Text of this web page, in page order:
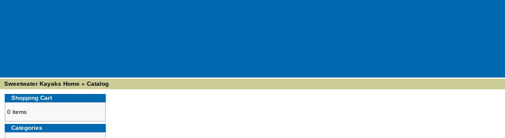
Sweetwater Kayaks Home » Catalog
Shopping Cart
0 items
Categories